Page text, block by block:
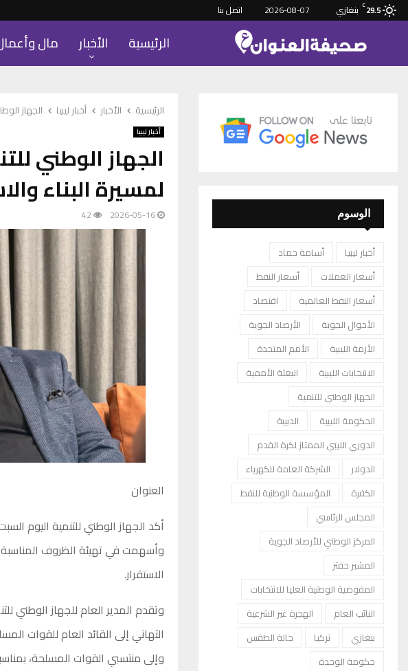
29.5
C بنغازي 2026-08-07 اتصل بنا
الرئيسية الأخبار مال
الرئيسية الأخبار أخبار ليبيا الجهاز
أخبار ليبيا
الجهاز الوطني
لمسيرة البناء
2026-05-16
42
العنوان
أكد الجهاز الوطني للتنمية اليوم
وأسهمت في تهيئة الظروف المناسبة
الاستقرار.
وتقدم المدير العام للجهاز الوطني
التهاني إلى القائد العام للقوات
وإلى منتسبي القوات المسلحة،
الوسوم
أخبار ليبيا
أسامة حماد
أسعار العملات
أسعار النفط
أسعار النفط العالمية
اقتصاد
الأحوال الجوية
الأرصاد الجوية
الأزمة الليبية
الأمم المتحدة
الانتخابات الليبية
البعثة الأممية
الجهاز الوطني للتنمية
الحكومة الليبية
الدبيبة
الدوري الليبي الممتاز لكرة القدم
الدولار
الشركة العامة للكهرباء
الكفرة
المؤسسة الوطنية للنفط
المجلس الرئاسي
المركز الوطني للأرصاد الجوية
المشير حفتر
المفوضية الوطنية العليا للانتخابات
النائب العام
الهجرة غير الشرعية
بنغازي
تركيا
حالة الطقس
حكومة الوحدة